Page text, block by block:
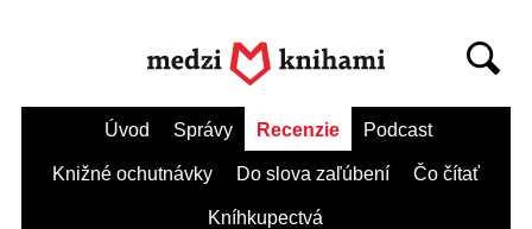
Úvod Správy Recenzie Podcast
Knižné ochutnávky Do slova zaľúbení Čo čítať
Kníhkupectvá